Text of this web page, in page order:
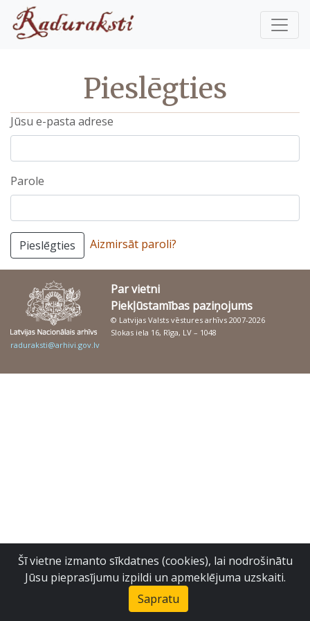
Pieslēgties
Jūsu e-pasta adrese
Parole
Pieslēgties Aizmirsāt paroli?
Par vietni
Piekļūstamības paziņojums
© Latvijas Valsts vēstures arhīvs 2007-2026
Slokas iela 16, Rīga, LV – 1048
raduraksti@arhivi.gov.lv
Šī vietne izmanto sīkdatnes (cookies), lai nodrošinātu
Jūsu pieprasījumu izpildi un apmeklējuma uzskaiti.
Sapratu